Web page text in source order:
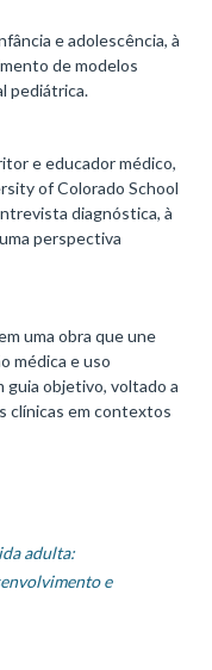
e adolescência, à
de modelos
pediátrica.
e educador médico,
of Colorado School
diagnóstica, à
perspectiva
uma obra que une
médica e uso
guia objetivo, voltado a
clínicas em contextos
adulta:
e